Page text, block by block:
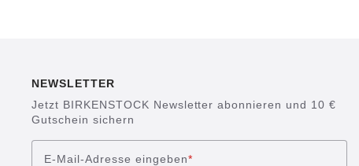
NEWSLETTER
Jetzt BIRKENSTOCK Newsletter abonnieren und 10 €
Gutschein sichern
E-Mail-Adresse eingeben*